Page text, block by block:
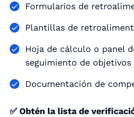
Formularios de
Plantillas de
Hoja de cálculo o panel
seguimiento de objetivos
Documentación de
✅ Obtén la lista de